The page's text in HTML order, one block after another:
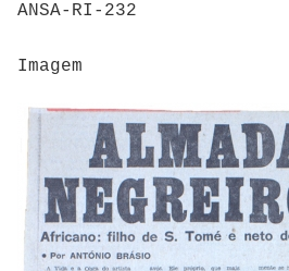
ANSA-RI-232
Imagem